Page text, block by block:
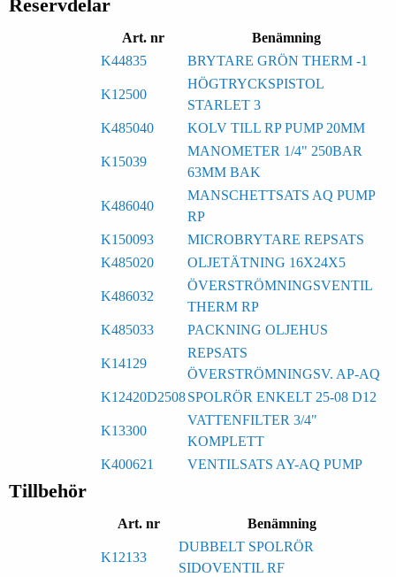
Reservdelar
Art. nr
Benämning
K44835
BRYTARE GRÖN THERM -1
K12500
HÖGTRYCKSPISTOL
STARLET 3
K485040
KOLV TILL RP PUMP 20MM
K15039
MANOMETER 1/4" 250BAR
63MM BAK
K486040
MANSCHETTSATS AQ PUMP
RP
K150093
MICROBRYTARE REPSATS
K485020
OLJETÄTNING 16X24X5
K486032
ÖVERSTRÖMNINGSVENTIL
THERM RP
K485033
PACKNING OLJEHUS
K14129
REPSATS
ÖVERSTRÖMNINGSV. AP-AQ
K12420D2508SPOLRÖR ENKELT 25-08 D12
K13300
VATTENFILTER 3/4"
KOMPLETT
K400621
VENTILSATS AY-AQ PUMP
Tillbehör
Art. nr Benämning
K12133
DUBBELT SPOLRÖR
SIDOVENTIL RF